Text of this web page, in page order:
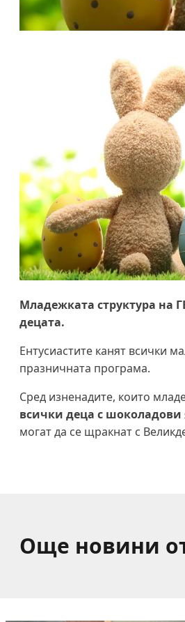
Младежката структура на
децата.
Ентусиастите канят всички
празничната програма.
Сред изненадите, които
всички деца с шоколадови
могат да се щракнат с
Още новини